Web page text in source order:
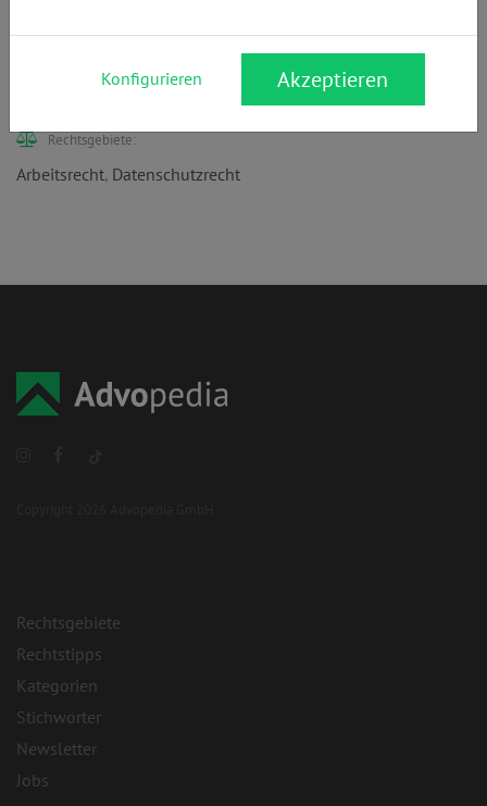
22607 Hamburg
Rechtsgebiete:
Arbeitsrecht, Datenschutzrecht
Rechtsgebiete
Rechtstipps
Kategorien
Stichwörter
Newsletter
Jobs
Konfigurieren Akzeptieren